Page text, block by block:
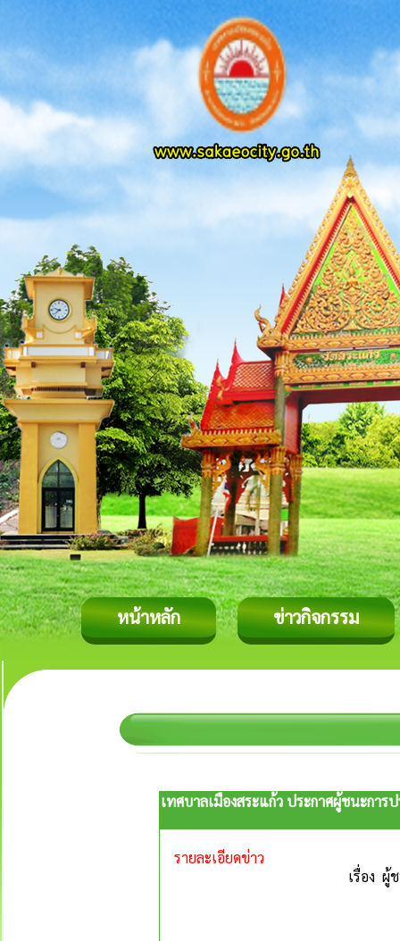
หน้าหลัก ข่าวกิจกรรม
เทศบาลเมืองสระแก้ว ประกาศผู้ชนะกา
รายละเอียดข่าว
เรื่อง ผู้